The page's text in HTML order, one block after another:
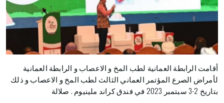
أقامت الرابطة العمانية لطب المخ و الاعصاب و الرابطة العمانية
لأمراض الصرع المؤتمر العماني الثالث لطب المخ و الاعصاب و ذلك
بتاريخ 2-3 سبتمبر 2023 في فندق كراند ملينيوم . صلالة